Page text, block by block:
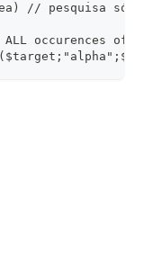
// pesquisa só
ALL occurences of